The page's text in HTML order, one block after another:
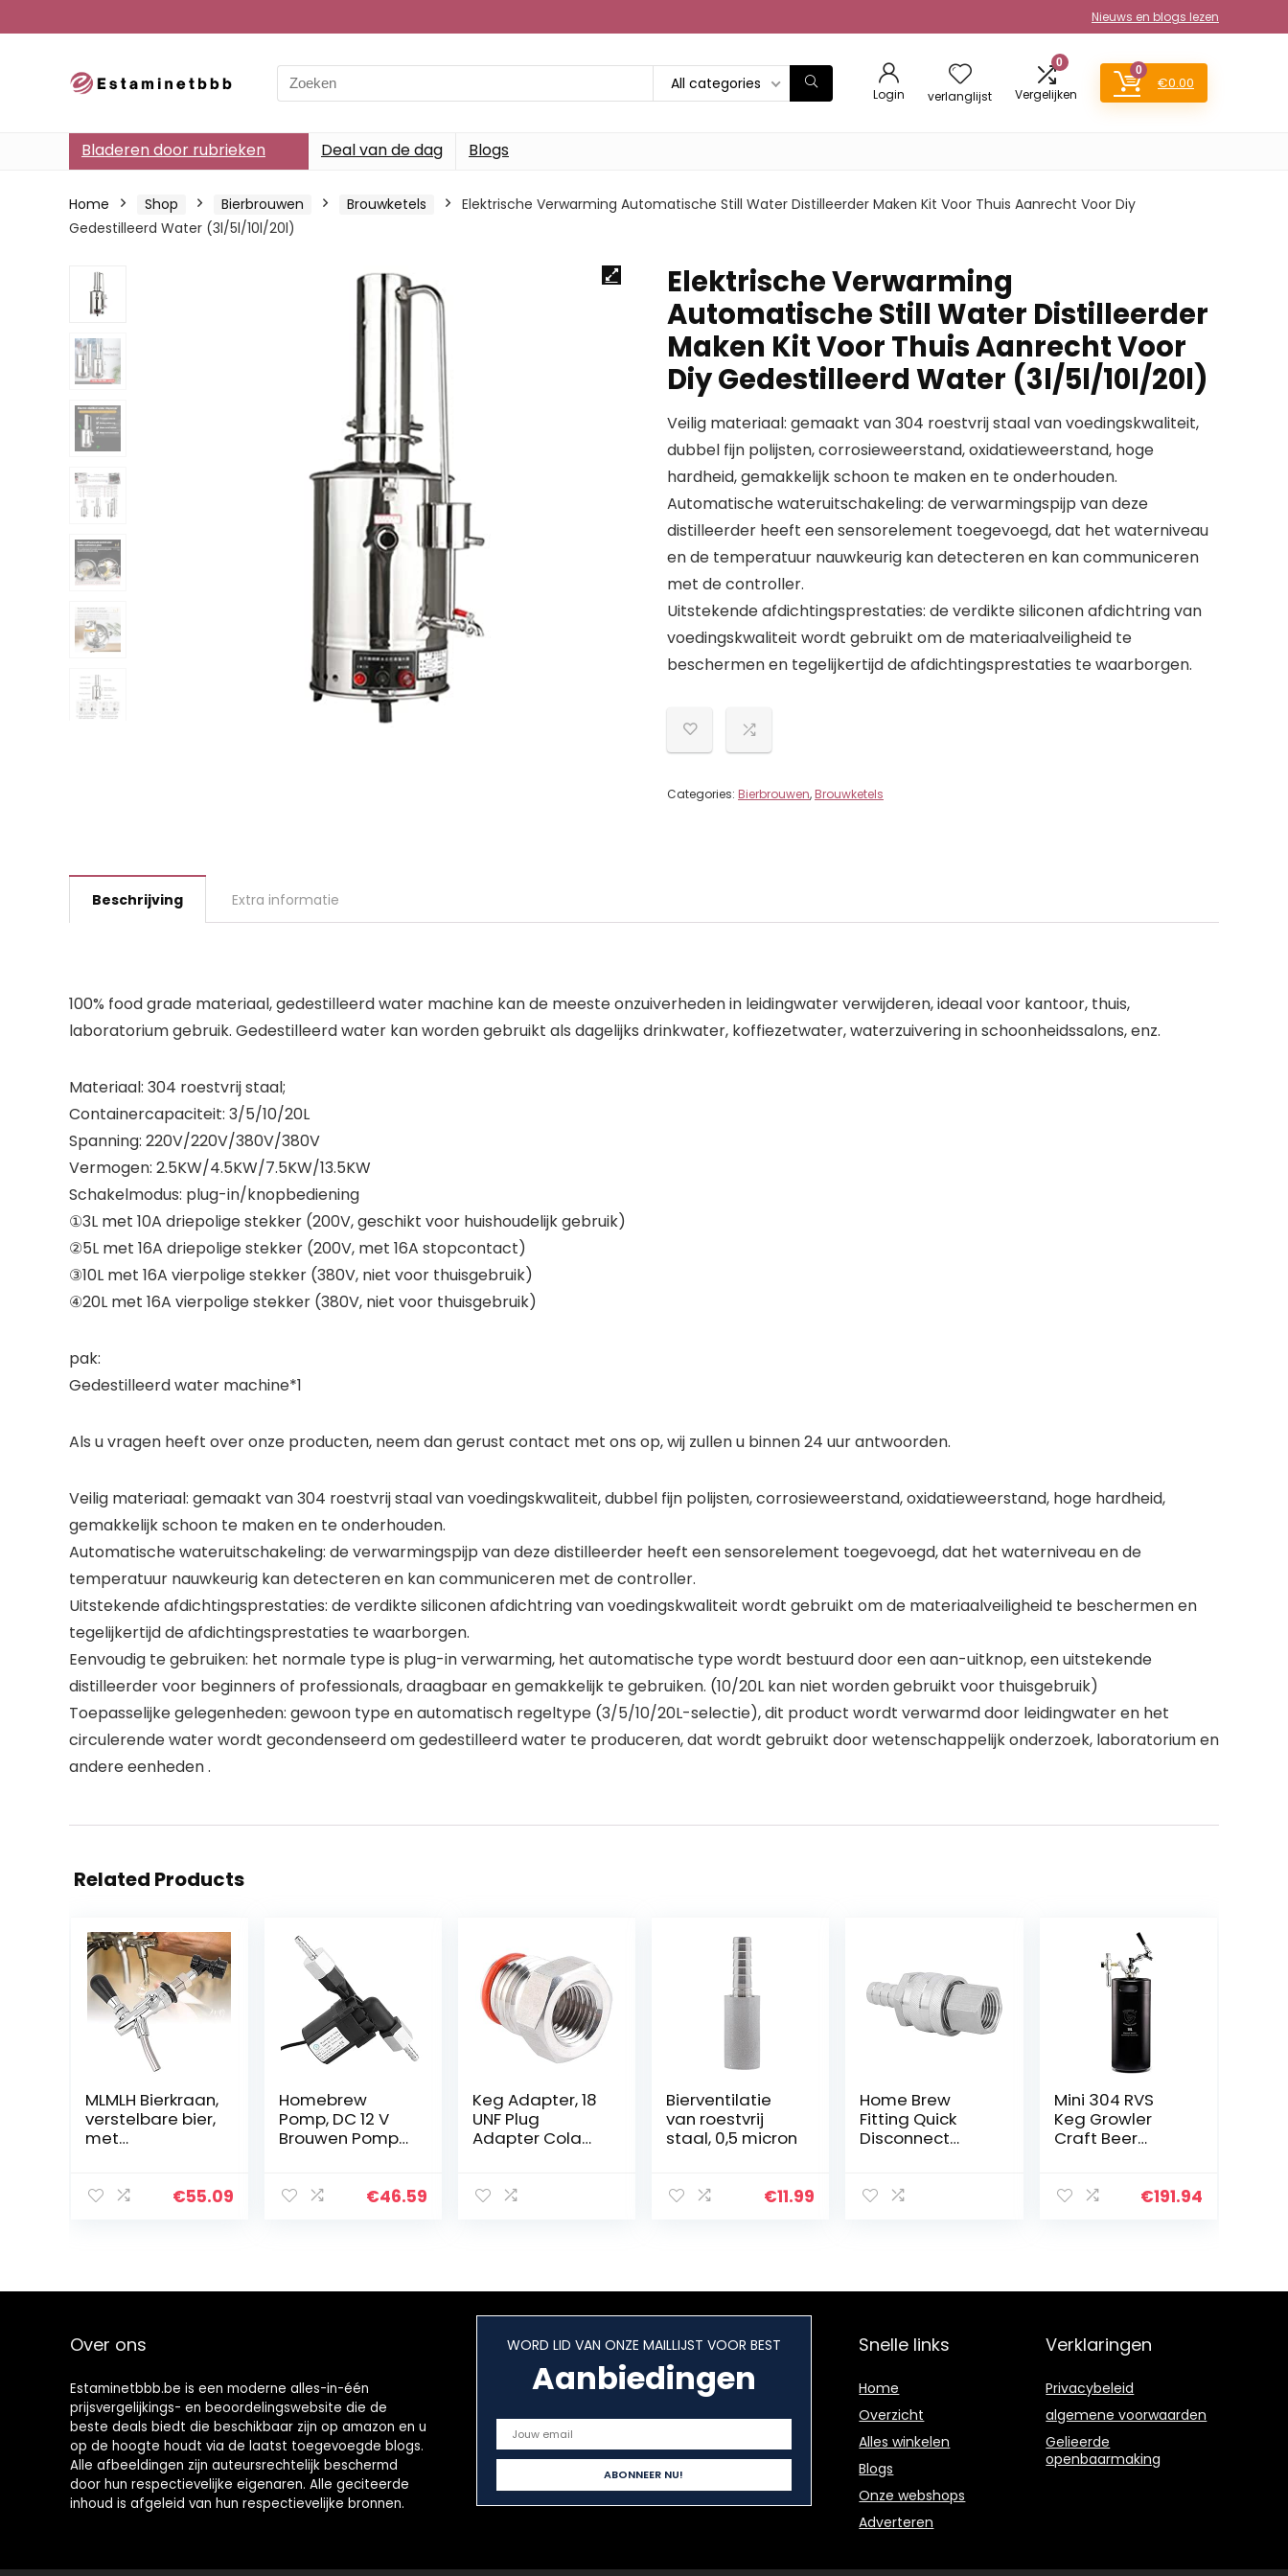
Nieuws en blogs lezen
Search
for:
All categories
Login verlanglijst
0
Vergelijken
0
€0.00
Bladeren door rubrieken Deal van de dag Blogs
Home Shop Bierbrouwen Brouwketels
Elektrische Verwarming Automatische Still Water Distilleerder Maken Kit Voor Thuis Aanrecht Voor Diy
Gedestilleerd Water (3l/5l/10l/20l)
Elektrische Verwarming
Automatische Still Water Distilleerder
Maken Kit Voor Thuis Aanrecht Voor
Diy Gedestilleerd Water (3l/5l/10l/20l)
Veilig materiaal: gemaakt van 304 roestvrij staal van voedingskwaliteit,
dubbel fijn polijsten, corrosieweerstand, oxidatieweerstand, hoge
hardheid, gemakkelijk schoon te maken en te onderhouden.
Automatische wateruitschakeling: de verwarmingspijp van deze
distilleerder heeft een sensorelement toegevoegd, dat het waterniveau
en de temperatuur nauwkeurig kan detecteren en kan communiceren
met de controller.
Uitstekende afdichtingsprestaties: de verdikte siliconen afdichtring van
voedingskwaliteit wordt gebruikt om de materiaalveiligheid te
beschermen en tegelijkertijd de afdichtingsprestaties te waarborgen.
Categories: Bierbrouwen,Brouwketels
Beschrijving Extra informatie
100% food grade materiaal, gedestilleerd water machine kan de meeste onzuiverheden in leidingwater verwijderen, ideaal voor kantoor, thuis,
laboratorium gebruik. Gedestilleerd water kan worden gebruikt als dagelijks drinkwater, koffiezetwater, waterzuivering in schoonheidssalons, enz.
Materiaal: 304 roestvrij staal;
Containercapaciteit: 3/5/10/20L
Spanning: 220V/220V/380V/380V
Vermogen: 2.5KW/4.5KW/7.5KW/13.5KW
Schakelmodus: plug-in/knopbediening
①3L met 10A driepolige stekker (200V, geschikt voor huishoudelijk gebruik)
②5L met 16A driepolige stekker (200V, met 16A stopcontact)
③10L met 16A vierpolige stekker (380V, niet voor thuisgebruik)
④20L met 16A vierpolige stekker (380V, niet voor thuisgebruik)
pak:
Gedestilleerd water machine*1
Als u vragen heeft over onze producten, neem dan gerust contact met ons op, wij zullen u binnen 24 uur antwoorden.
Veilig materiaal: gemaakt van 304 roestvrij staal van voedingskwaliteit, dubbel fijn polijsten, corrosieweerstand, oxidatieweerstand, hoge hardheid,
gemakkelijk schoon te maken en te onderhouden.
Automatische wateruitschakeling: de verwarmingspijp van deze distilleerder heeft een sensorelement toegevoegd, dat het waterniveau en de
temperatuur nauwkeurig kan detecteren en kan communiceren met de controller.
Uitstekende afdichtingsprestaties: de verdikte siliconen afdichtring van voedingskwaliteit wordt gebruikt om de materiaalveiligheid te beschermen en
tegelijkertijd de afdichtingsprestaties te waarborgen.
Eenvoudig te gebruiken: het normale type is plug-in verwarming, het automatische type wordt bestuurd door een aan-uitknop, een uitstekende
distilleerder voor beginners of professionals, draagbaar en gemakkelijk te gebruiken. (10/20L kan niet worden gebruikt voor thuisgebruik)
Toepasselijke gelegenheden: gewoon type en automatisch regeltype (3/5/10/20L-selectie), dit product wordt verwarmd door leidingwater en het
circulerende water wordt gecondenseerd om gedestilleerd water te produceren, dat wordt gebruikt door wetenschappelijk onderzoek, laboratorium en
andere eenheden .
Related Products
MLMLH Bierkraan,
verstelbare bier,
met
voor bars,
schroefdraad
€55.09
Homebrew
Pomp, DC 12 V
Brouwen Pomp
Biercirculatie
€46.59
Keg Adapter, 18
UNF Plug
Adapter Cola
Biervat voor
Bierventilatie
van roestvrij
staal, 0,5 micron
€11.99
Home Brew
Fitting Quick
Disconnect
brouwconnector
Mini 304 RVS
Keg Growler
Craft Beer
standaard€191.94
Over ons
Estaminetbbb.be is een moderne alles-in-één
prijsvergelijkings- en beoordelingswebsite die de
beste deals biedt die beschikbaar zijn op amazon en u
op de hoogte houdt via de laatst toegevoegde blogs.
Alle afbeeldingen zijn auteursrechtelijk beschermd
door hun respectievelijke eigenaren. Alle geciteerde
inhoud is afgeleid van hun respectievelijke bronnen.
WORD LID VAN ONZE MAILLIJST VOOR BEST
Aanbiedingen
Snelle links
Home
Overzicht
Alles winkelen
Blogs
Onze webshops
Adverteren
Verklaringen
Privacybeleid
algemene voorwaarden
Gelieerde
openbaarmaking